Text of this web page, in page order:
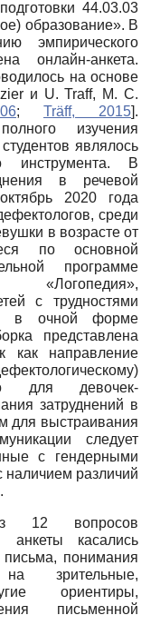
44.03.03
образование». В
эмпирического
онлайн-анкета.
на основе
и U. Traff, M. C.
; Träff, 2015].
изучения
являлось
инструмента. В
в речевой
2020 года
среди
в возрасте от
по основной
программе
с трудностями
в очной форме
представлена
как направление
для девочек-
затруднений в
для выстраивания
следует
с гендерными
наличием различий
.
12 вопросов
анкеты касались
письма, понимания
зрительные,
ориентиры,
письменной